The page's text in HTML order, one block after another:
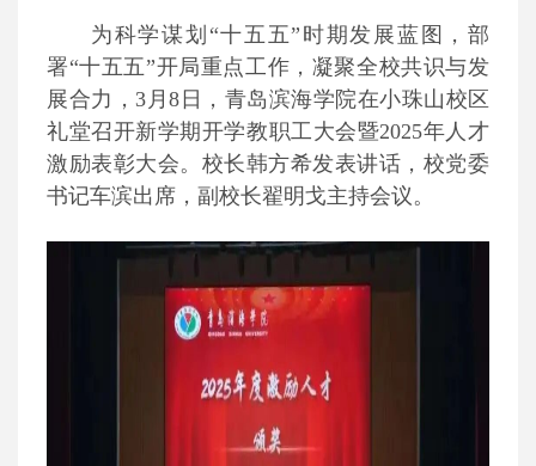
为科学谋划“十五五”时期发展蓝图，部
署“十五五”开局重点工作，凝聚全校共识与发
展合力，3月8日，青岛滨海学院在小珠山校区
礼堂召开新学期开学教职工大会暨2025年人才
激励表彰大会。校长韩方希发表讲话，校党委
书记车滨出席，副校长翟明戈主持会议。